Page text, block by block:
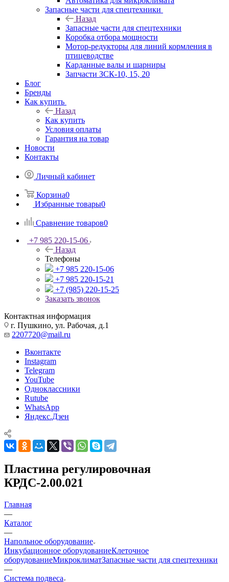
Запасные части для спецтехники
Назад
Запасные части для спецтехники
Коробка отбора мощности
Мотор-редукторы для линий кормления в
птицеводстве
Карданные валы и шарниры
Запчасти ЗСК-10, 15, 20
Блог
Бренды
Как купить
Назад
Как купить
Условия оплаты
Гарантия на товар
Новости
Контакты
Личный кабинет
Корзина0
Избранные товары0
Сравнение товаров0
+7 985 220-15-06
Назад
Телефоны
+7 985 220-15-06
+7 985 220-15-21
+7 (985) 220-15-25
Заказать звонок
Контактная информация
г. Пушкино, ул. Рабочая, д.1
2207720@mail.ru
Вконтакте
Instagram
Telegram
YouTube
Одноклассники
Rutube
WhatsApp
Яндекс.Дзен
Пластина регулировочная
КРДС-2.00.021
Главная
—
Каталог
—
Напольное оборудование
Инкубационное оборудованиеКлеточное
оборудованиеМикроклиматЗапасные части для спецтехники
—
Система подвеса